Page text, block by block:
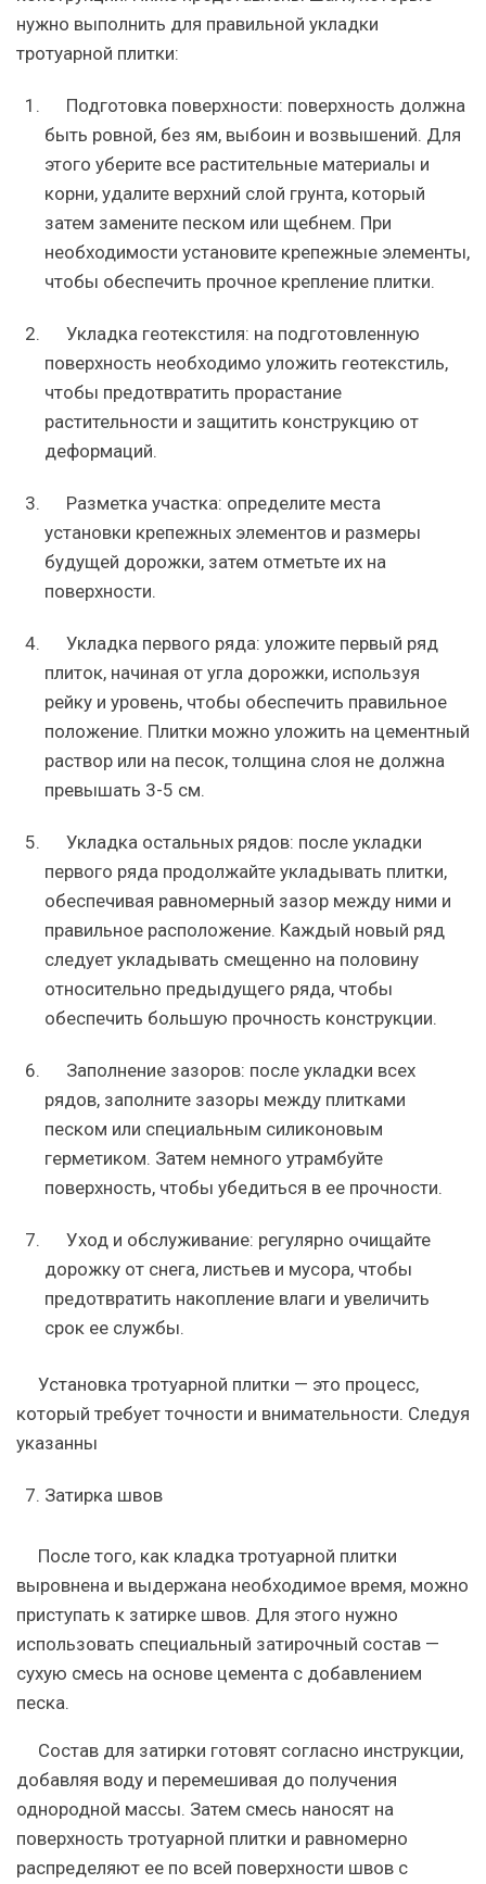
нужно выполнить для правильной укладки
тротуарной плитки:
Подготовка поверхности: поверхность должна
быть ровной, без ям, выбоин и возвышений. Для
этого уберите все растительные материалы и
корни, удалите верхний слой грунта, который
затем замените песком или щебнем. При
необходимости установите крепежные элементы,
чтобы обеспечить прочное крепление плитки.
Укладка геотекстиля: на подготовленную
поверхность необходимо уложить геотекстиль,
чтобы предотвратить прорастание
растительности и защитить конструкцию от
деформаций.
Разметка участка: определите места
установки крепежных элементов и размеры
будущей дорожки, затем отметьте их на
поверхности.
Укладка первого ряда: уложите первый ряд
плиток, начиная от угла дорожки, используя
рейку и уровень, чтобы обеспечить правильное
положение. Плитки можно уложить на цементный
раствор или на песок, толщина слоя не должна
превышать 3-5 см.
Укладка остальных рядов: после укладки
первого ряда продолжайте укладывать плитки,
обеспечивая равномерный зазор между ними и
правильное расположение. Каждый новый ряд
следует укладывать смещенно на половину
относительно предыдущего ряда, чтобы
обеспечить большую прочность конструкции.
Заполнение зазоров: после укладки всех
рядов, заполните зазоры между плитками
песком или специальным силиконовым
герметиком. Затем немного утрамбуйте
поверхность, чтобы убедиться в ее прочности.
Уход и обслуживание: регулярно очищайте
дорожку от снега, листьев и мусора, чтобы
предотвратить накопление влаги и увеличить
срок ее службы.
Установка тротуарной плитки — это процесс,
который требует точности и внимательности. Следуя
указанны
Затирка швов
После того, как кладка тротуарной плитки
выровнена и выдержана необходимое время, можно
приступать к затирке швов. Для этого нужно
использовать специальный затирочный состав —
сухую смесь на основе цемента с добавлением
песка.
Состав для затирки готовят согласно инструкции,
добавляя воду и перемешивая до получения
однородной массы. Затем смесь наносят на
поверхность тротуарной плитки и равномерно
распределяют ее по всей поверхности швов с